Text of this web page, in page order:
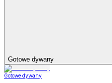
Gotowe dywany
Gotowe dywany